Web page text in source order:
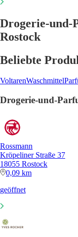
Drogerie-und-
Rostock
Beliebte
VoltarenWaschmittel
Drogerie-und-
Rossmann
Kröpeliner Straße 37
18055 Rostock
0,09 km
geöffnet